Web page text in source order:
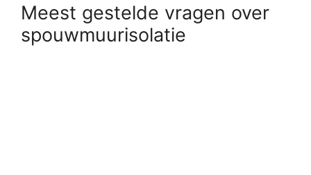
Meest gestelde vragen over
spouwmuurisolatie